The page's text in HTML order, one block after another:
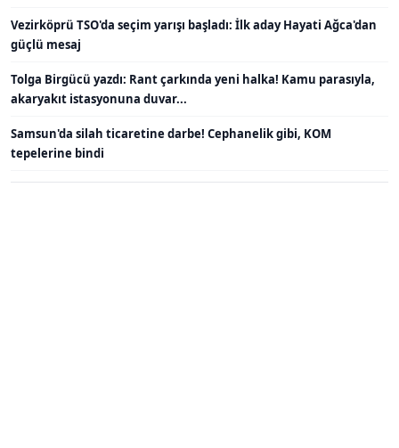
Vezirköprü TSO'da seçim yarışı başladı: İlk aday Hayati Ağca'dan
güçlü mesaj
Tolga Birgücü yazdı: Rant çarkında yeni halka! Kamu parasıyla,
akaryakıt istasyonuna duvar...
Samsun'da silah ticaretine darbe! Cephanelik gibi, KOM
tepelerine bindi